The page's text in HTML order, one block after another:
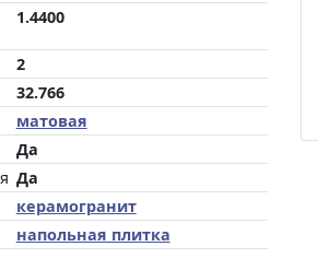
1.4400
2
32.766
матовая
Да
Да
керамогранит
напольная плитка